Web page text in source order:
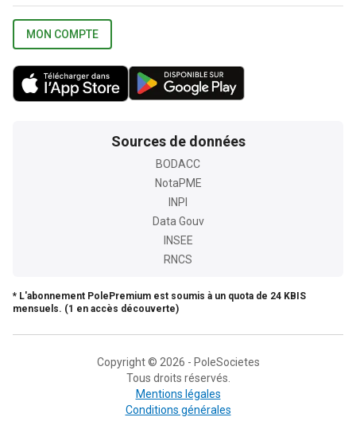
MON COMPTE
Sources de données
BODACC
NotaPME
INPI
Data Gouv
INSEE
RNCS
* L'abonnement PolePremium est soumis à un quota de 24 KBIS
mensuels. (1 en accès découverte)
Copyright © 2026 - PoleSocietes
Tous droits réservés.
Mentions légales
Conditions générales